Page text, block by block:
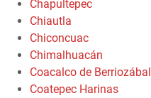
Chapultepec
Chiautla
Chiconcuac
Chimalhuacán
Coacalco de Berriozábal
Coatepec Harinas